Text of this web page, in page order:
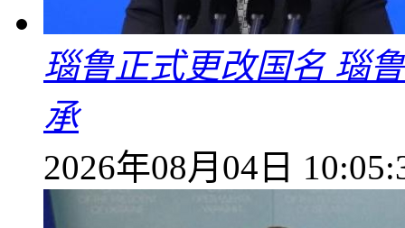
瑙鲁正式更改国名 瑙
承
2026年08月04日